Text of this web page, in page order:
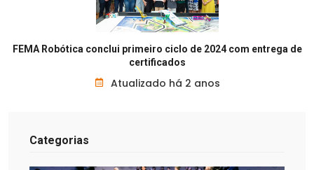
FEMA Robótica conclui primeiro ciclo de 2024 com entrega de
certificados
Atualizado há 2 anos
Categorias